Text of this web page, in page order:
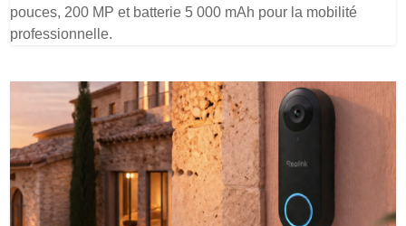
pouces, 200 MP et batterie 5 000 mAh pour la mobilité
professionnelle.